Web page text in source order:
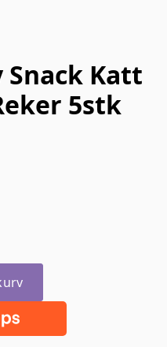
Snack Katt
5stk